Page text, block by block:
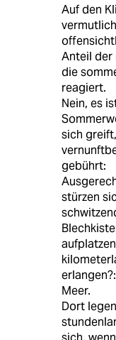
Auf den
Anteil der
die
reagiert.
Nein, es
sich
gebührt:
stürzen
Meer.
Dort